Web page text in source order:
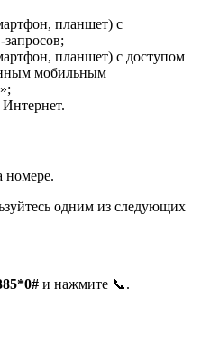
планшет) с
планшет) с доступом
мобильным
Интернет.
номере.
одним из следующих
и нажмите 📞.